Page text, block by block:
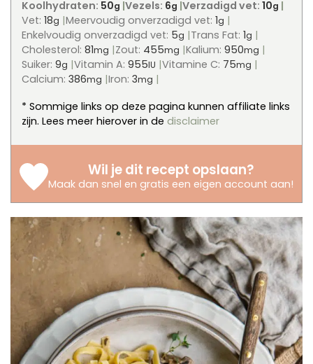
Koolhydraten: 50g
Vet: 18g
Verzadigd vet: 10g
Meervoudig onverzadigd vet: 1g
Enkelvoudig onverzadigd vet: 5g Trans Fat: 1g
Cholesterol: 81mg Zout: 455mg Kalium: 950mg
Vezels: 6g
Suiker: 9g Vitamin A: 955IU Vitamine C: 75mg
Calcium: 386mg Iron: 3mg
* Sommige links op deze pagina kunnen affiliate links
zijn. Lees meer hierover in de
disclaimer
Wil je dit recept opslaan?
Maak dan snel en gratis een eigen account aan!